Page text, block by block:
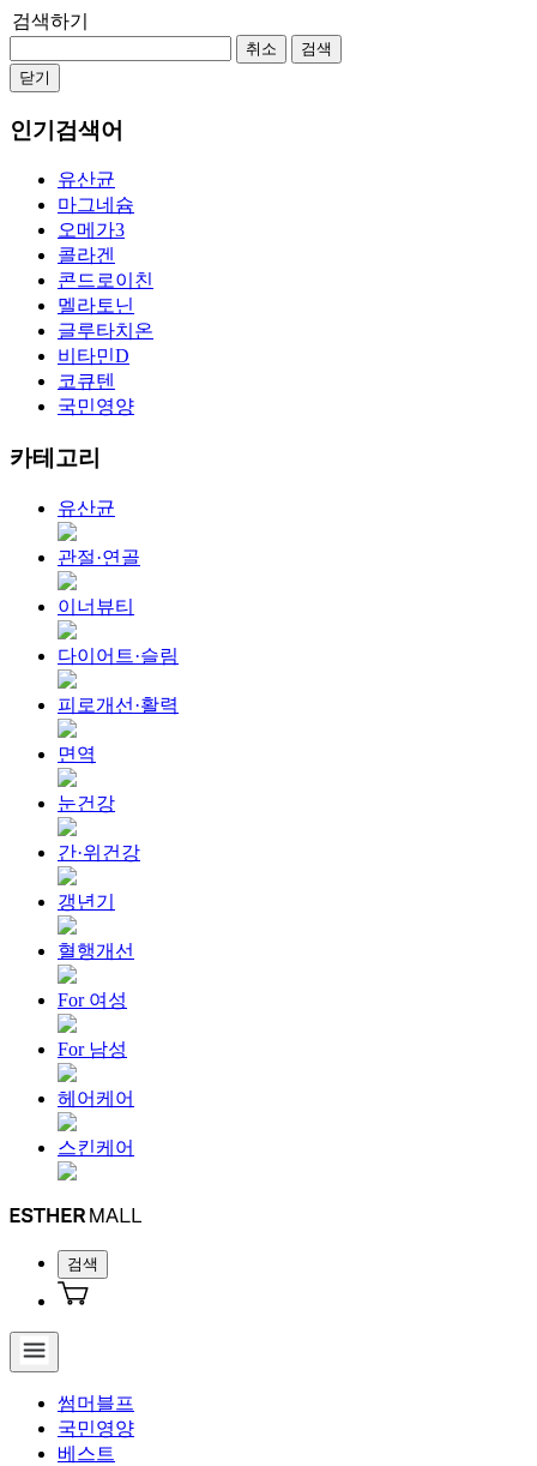
검색하기
취소
검색
닫기
인기검색어
유산균
마그네슘
오메가3
콜라겐
콘드로이친
멜라토닌
글루타치온
비타민D
코큐텐
국민영양
카테고리
유산균
관절·연골
이너뷰티
다이어트·슬림
피로개선·활력
면역
눈건강
간·위건강
갱년기
혈행개선
For 여성
For 남성
헤어케어
스킨케어
검색
썸머블프
국민영양
베스트